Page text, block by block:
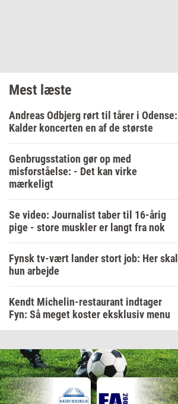
Mest læste
Andreas Odbjerg rørt til tårer i Odense:
Kalder koncerten en af de største
Genbrugsstation gør op med
misforståelse: - Det kan virke
mærkeligt
Se video: Journalist taber til 16-årig
pige - store muskler er langt fra nok
Fynsk tv-vært lander stort job: Her skal
hun arbejde
Kendt Michelin-restaurant indtager
Fyn: Så meget koster eksklusiv menu